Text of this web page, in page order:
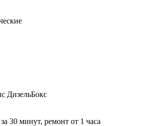
ДизельБокс
30 минут, ремонт от 1 часа